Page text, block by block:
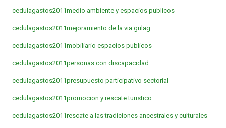
cedulagastos2011medio ambiente y espacios publicos
cedulagastos2011mejoramiento de la via gulag
cedulagastos2011mobiliario espacios publicos
cedulagastos2011personas con discapacidad
cedulagastos2011presupuesto participativo sectorial
cedulagastos2011promocion y rescate turistico
cedulagastos2011rescate a las tradiciones ancestrales y culturales